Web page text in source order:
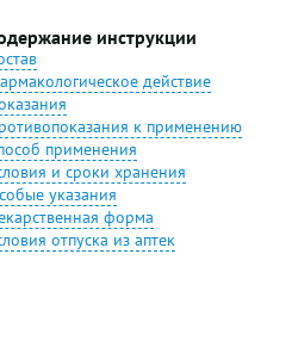
инструкции
действие
к применению
применения
и сроки хранения
указания
форма
отпуска из аптек